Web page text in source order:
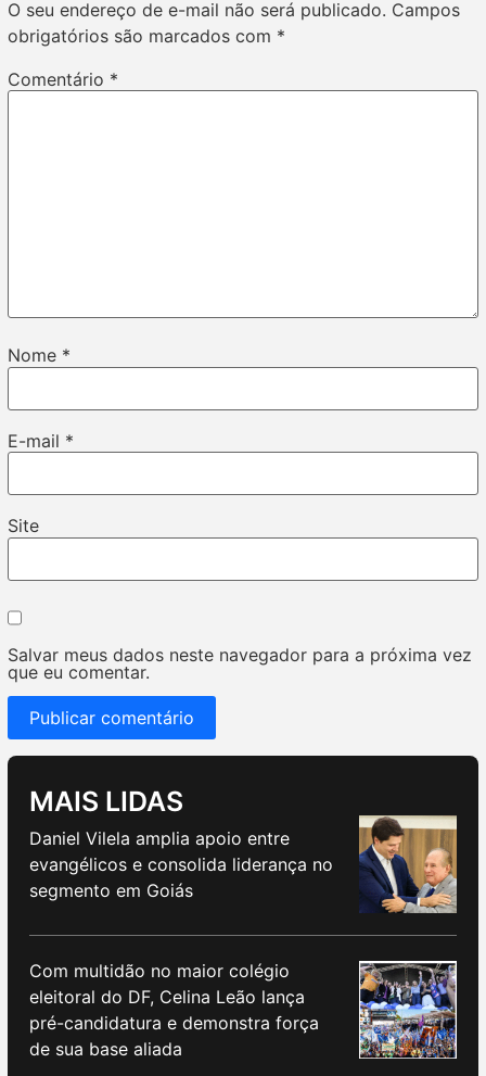
O seu endereço de e-mail não será publicado. Campos
obrigatórios são marcados com *
Comentário *
Nome *
E-mail *
Site
Salvar meus dados neste navegador para a próxima vez
que eu comentar.
MAIS LIDAS
Daniel Vilela amplia apoio entre
evangélicos e consolida liderança no
segmento em Goiás
Com multidão no maior colégio
eleitoral do DF, Celina Leão lança
pré-candidatura e demonstra força
de sua base aliada